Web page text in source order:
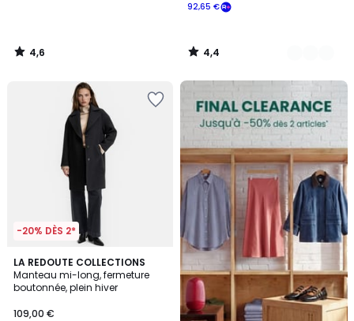
4,6
/
92,65 €
4,4
/
-20% DÈS 2*
LA REDOUTE COLLECTIONS
Manteau mi-long, fermeture
boutonnée, plein hiver
109,00 €
4,5
/ 5
2
Couleurs
FINAL
CLEARANCE